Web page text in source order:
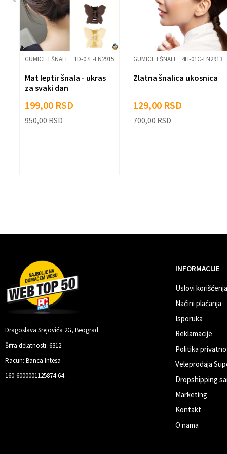
GUMICE I ŠNALE 1D-07E-LN2915
Mat leptir šnala - ukras
za svaki dan
199,00 RSD
950,00RSD
GUMICE I ŠNALE 4H-01C-LN2913
Zlatna šnalica ukosnica
129,00 RSD
700,00RSD
Dragoslava Srejovića 2G, Beograd
Šifra delatnosti: 6312
Racun: Banca Intesa
160-6000001125874-64
INFORMACIJE
Uslovi
Načini plaćanja
Isporuka
Reklamacije
Politika
Veleprodaja
Dropshipping
Marketing
Kontakt
O nama